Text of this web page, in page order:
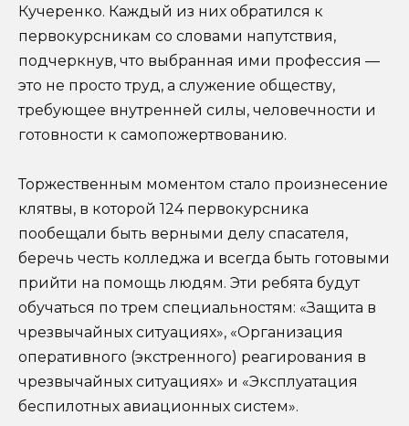
Кучеренко. Каждый из них обратился к
первокурсникам со словами напутствия,
подчеркнув, что выбранная ими профессия —
это не просто труд, а служение обществу,
требующее внутренней силы, человечности и
готовности к самопожертвованию.
Торжественным моментом стало произнесение
клятвы, в которой 124 первокурсника
пообещали быть верными делу спасателя,
беречь честь колледжа и всегда быть готовыми
прийти на помощь людям. Эти ребята будут
обучаться по трем специальностям: «Защита в
чрезвычайных ситуациях», «Организация
оперативного (экстренного) реагирования в
чрезвычайных ситуациях» и «Эксплуатация
беспилотных авиационных систем».